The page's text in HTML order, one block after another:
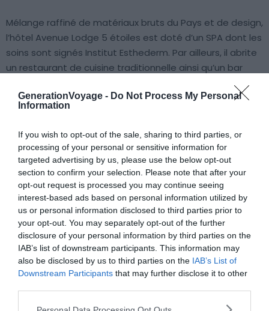
GenerationVoyage - Do Not Process My Personal
Information
If you wish to opt-out of the sale, sharing to third parties, or
processing of your personal or sensitive information for
targeted advertising by us, please use the below opt-out
section to confirm your selection. Please note that after your
opt-out request is processed you may continue seeing
interest-based ads based on personal information utilized by
us or personal information disclosed to third parties prior to
your opt-out. You may separately opt-out of the further
disclosure of your personal information by third parties on the
IAB’s list of downstream participants. This information may
also be disclosed by us to third parties on the IAB’s List of
Downstream Participants that may further disclose it to other
Mélange raffiné de matériaux bruts du Pays et de design,
l’hôtel Avenue Lodge 5 étoiles est doté d’un SPA dont les
soins sont signés Institut Esthederm. Par ailleurs, il abrite
un restaurant de cuisine traditionnelle ainsi qu’un bar
spacieux et convivial. Et à cela s’ajoute un personnel
adorable aux petits soins. Tout est réuni pour passer un
séjour remarquable !
6. Hôtel Le K2 Chogori
Voir cet hôtel